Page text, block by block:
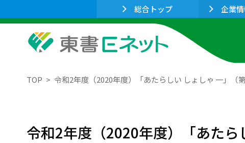
総合トップ 企業
TOP 令和2年度（2020年度）「あたらしい しょしゃ 一」（
令和2年度（2020年度）「あたら